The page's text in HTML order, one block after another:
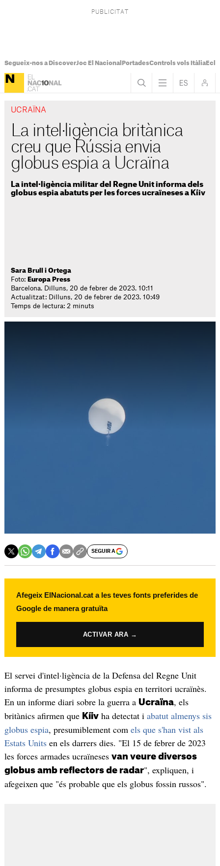
Segueix-nos a DiscoverJoc El Nacional PortadesControls vols Itàlia
UCRAÏNA
La intel·ligència britànica
creu que Rússia envia
globus espia a Ucraïna
La intel·ligència militar del Regne Unit informa dels
globus espia abatuts per les forces ucraïneses a Kíiv
Sara Brull i Ortega
Foto: Europa Press
Barcelona. Dilluns, 20 de febrer de 2023. 10:11
Actualitzat: Dilluns, 20 de febrer de 2023. 10:49
Temps de lectura: 2 minuts
SEGUIR A
Afegeix ElNacional.cat a les teves fonts preferides de
Google de manera gratuïta
ACTIVAR ARA →
El servei d'intel·ligència de la Defensa del Regne Unit
informa de presumptes globus espia en territori ucraïnès.
En un informe diari sobre la guerra a Ucraïna, els
britànics afirmen que Kíivha detectat i abatut almenys sis
globus espia, presumiblement com els que s'han vist als
Estats Unitsen els darrers dies. "El 15 de febrer de 2023
les forces armades ucraïneses van veure diversos
globus amb reflectors de radar", expliquen, i
afegeixen que "és probable que els globus fossin russos".